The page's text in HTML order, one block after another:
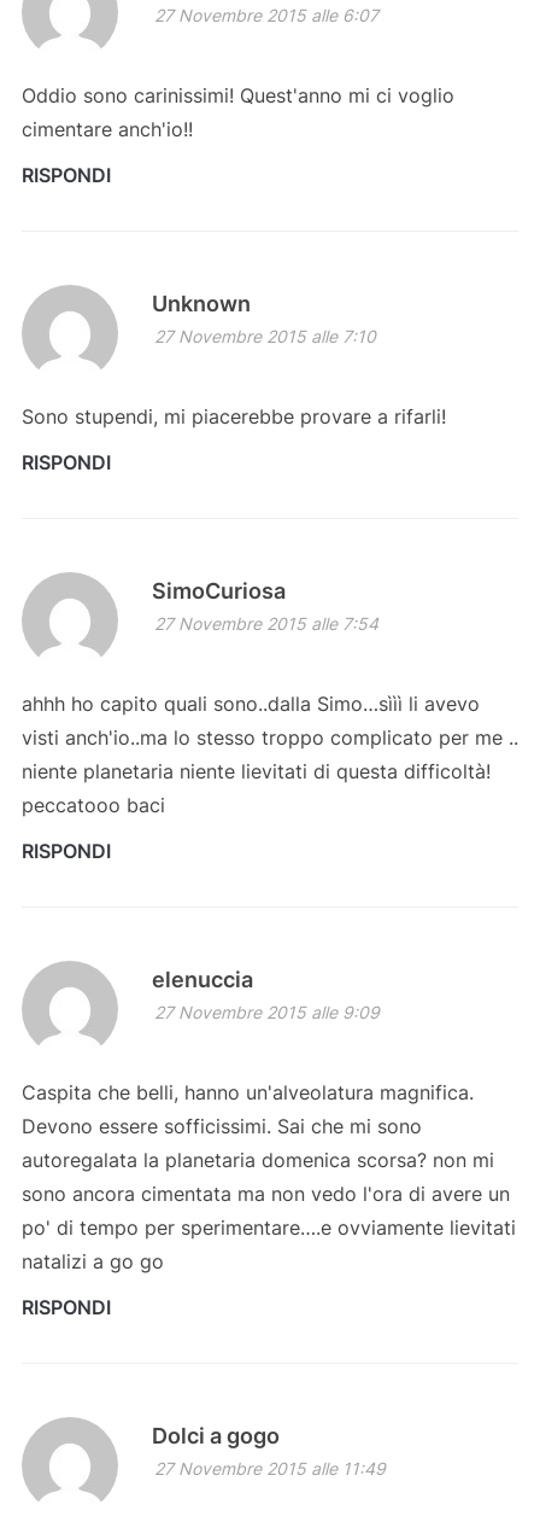
27 Novembre 2015 alle 6:07
Oddio sono carinissimi! Quest'anno mi ci voglio
cimentare anch'io!!
RISPONDI
Unknown
27 Novembre 2015 alle 7:10
Sono stupendi, mi piacerebbe provare a rifarli!
RISPONDI
SimoCuriosa
27 Novembre 2015 alle 7:54
ahhh ho capito quali sono..dalla Simo…sììì li avevo
visti anch'io..ma lo stesso troppo complicato per me ..
niente planetaria niente lievitati di questa difficoltà!
peccatooo baci
RISPONDI
elenuccia
27 Novembre 2015 alle 9:09
Caspita che belli, hanno un'alveolatura magnifica.
Devono essere sofficissimi. Sai che mi sono
autoregalata la planetaria domenica scorsa? non mi
sono ancora cimentata ma non vedo l'ora di avere un
po' di tempo per sperimentare….e ovviamente lievitati
natalizi a go go
RISPONDI
Dolci a gogo
27 Novembre 2015 alle 11:49